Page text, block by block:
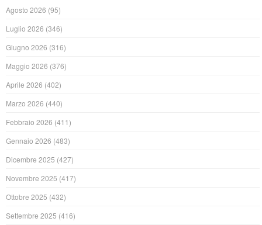
Agosto 2026 (95)
Luglio 2026 (346)
Giugno 2026 (316)
Maggio 2026 (376)
Aprile 2026 (402)
Marzo 2026 (440)
Febbraio 2026 (411)
Gennaio 2026 (483)
Dicembre 2025 (427)
Novembre 2025 (417)
Ottobre 2025 (432)
Settembre 2025 (416)